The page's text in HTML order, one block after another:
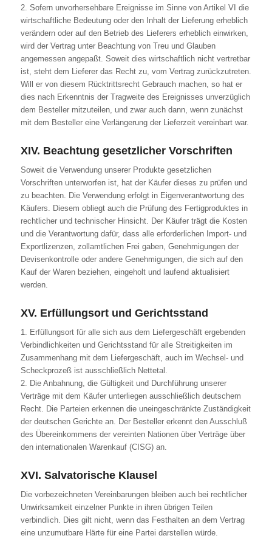
2. Sofern unvorhersehbare Ereignisse im Sinne von Artikel VI die
wirtschaftliche Bedeutung oder den Inhalt der Lieferung erheblich
verändern oder auf den Betrieb des Lieferers erheblich einwirken,
wird der Vertrag unter Beachtung von Treu und Glauben
angemessen angepaßt. Soweit dies wirtschaftlich nicht vertretbar
ist, steht dem Lieferer das Recht zu, vom Vertrag zurückzutreten.
Will er von diesem Rücktrittsrecht Gebrauch machen, so hat er
dies nach Erkenntnis der Tragweite des Ereignisses unverzüglich
dem Besteller mitzuteilen, und zwar auch dann, wenn zunächst
mit dem Besteller eine Verlängerung der Lieferzeit vereinbart war.
XIV. Beachtung gesetzlicher Vorschriften
Soweit die Verwendung unserer Produkte gesetzlichen
Vorschriften unterworfen ist, hat der Käufer dieses zu prüfen und
zu beachten. Die Verwendung erfolgt in Eigenverantwortung des
Käufers. Diesem obliegt auch die Prüfung des Fertigproduktes in
rechtlicher und technischer Hinsicht. Der Käufer trägt die Kosten
und die Verantwortung dafür, dass alle erforderlichen Import- und
Exportlizenzen, zollamtlichen Frei gaben, Genehmigungen der
Devisenkontrolle oder andere Genehmigungen, die sich auf den
Kauf der Waren beziehen, eingeholt und laufend aktualisiert
werden.
XV. Erfüllungsort und Gerichtsstand
1. Erfüllungsort für alle sich aus dem Liefergeschäft ergebenden
Verbindlichkeiten und Gerichtsstand für alle Streitigkeiten im
Zusammenhang mit dem Liefergeschäft, auch im Wechsel- und
Scheckprozeß ist ausschließlich Nettetal.
2. Die Anbahnung, die Gültigkeit und Durchführung unserer
Verträge mit dem Käufer unterliegen ausschließlich deutschem
Recht. Die Parteien erkennen die uneingeschränkte Zuständigkeit
der deutschen Gerichte an. Der Besteller erkennt den Ausschluß
des Übereinkommens der vereinten Nationen über Verträge über
den internationalen Warenkauf (CISG) an.
XVI. Salvatorische Klausel
Die vorbezeichneten Vereinbarungen bleiben auch bei rechtlicher
Unwirksamkeit einzelner Punkte in ihren übrigen Teilen
verbindlich. Dies gilt nicht, wenn das Festhalten an dem Vertrag
eine unzumutbare Härte für eine Partei darstellen würde.